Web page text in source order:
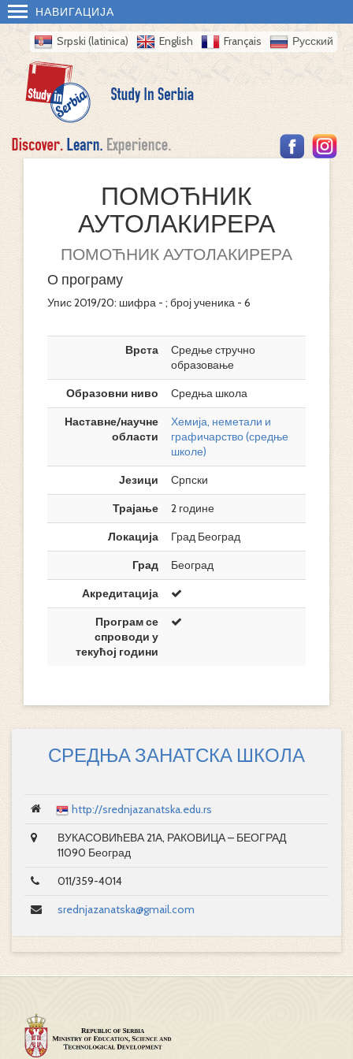
НАВИГАЦИЈА
Srpski (latinica) English Français Русский
ПОМОЋНИК
АУТОЛАКИРЕРА
ПОМОЋНИК АУТОЛАКИРЕРА
О програму
Упис 2019/20: шифра - ; број ученика - 6
Врста
Средње стручно
образовање
Образовни ниво
Средња школа
Наставне/научне
области
Хемија, неметали и
графичарство (средње
школе)
Језици
Српски
Трајање
2 године
Локација
Град Београд
Град
Београд
Акредитација
Програм се
спроводи у
текућој години
СРЕДЊА ЗАНАТСКА ШКОЛА
http://srednjazanatska.edu.rs
ВУКАСОВИћЕВА 21А, РАКОВИЦА – БЕОГРАД
11090 Београд
011/359-4014
srednjazanatska@gmail.com